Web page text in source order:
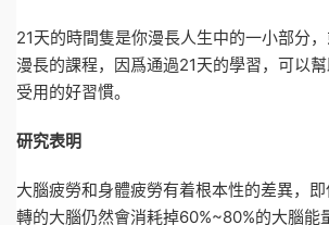
21天的時間隻是你漫長人生中的一小部分
漫長的課程，因爲通過21天的學習，可以
受用的好習慣。
研究表明
大腦疲勞和身體疲勞有着根本性的差異，
轉的大腦仍然會消耗掉60%~80%的大腦能